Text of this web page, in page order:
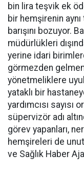
bin lira teşvik ek
bir hemşirenin
barışını bozuyor.
müdürlükleri
yerine idari
görmezden
yönetmeliklere
yataklı bir
yardımcısı
süpervizör adı
görev yapanları,
hemşireleri de
ve Sağlık Haber